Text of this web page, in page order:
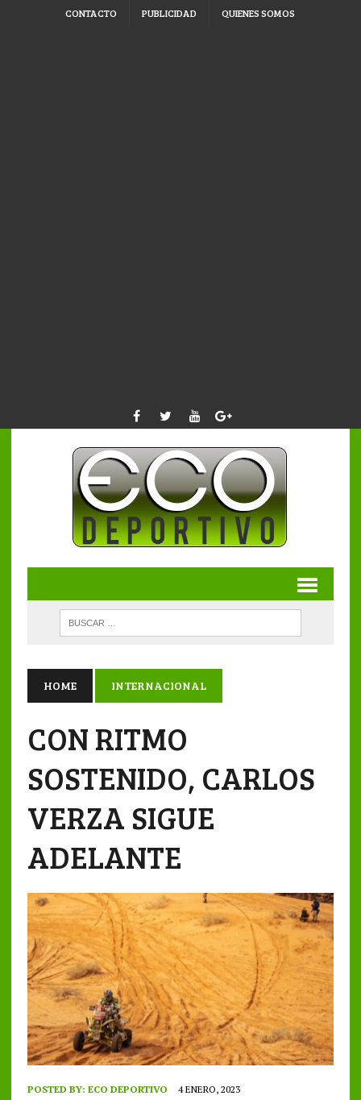
CONTACTO PUBLICIDAD QUIENES SOMOS
HOME INTERNACIONAL
CON RITMO
SOSTENIDO, CARLOS
VERZA SIGUE
ADELANTE
POSTED BY: ECO DEPORTIVO 4 ENERO, 2023